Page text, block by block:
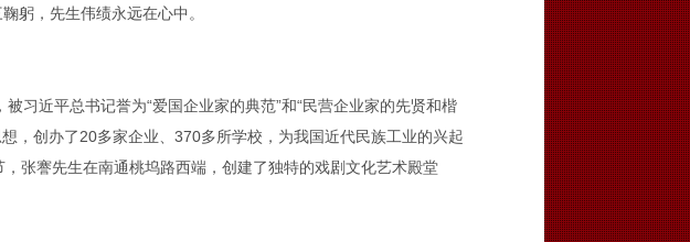
躬，先生伟绩永远在心中。
平总书记誉为“爱国企业家的典范”和“民营企业家的先贤和楷
，创办了20多家企业、370多所学校，为我国近代民族工业的兴起
张謇先生在南通桃坞路西端，创建了独特的戏剧文化艺术殿堂